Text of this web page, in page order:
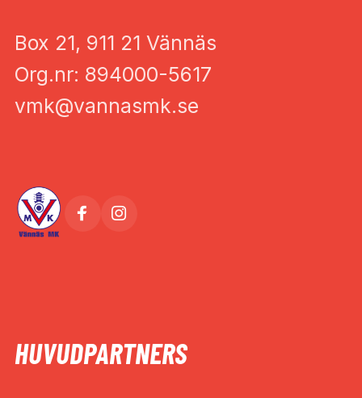
Box 21, 911 21 Vännäs
Org.nr: 894000-5617
vmk@vannasmk.se
HUVUDPARTNERS